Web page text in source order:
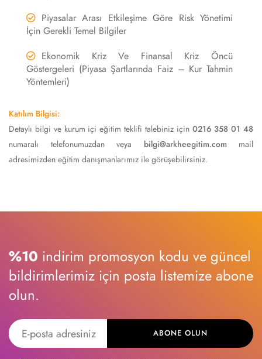
Piyasalar Arası Etkileşime Göre Risk Yönetimi
İçin Gerekli Temel Bilgiler
Ekonomik Kriz Ve Finansal Kriz Öncü
Göstergeleri (Piyasa Şartlarında Faiz – Kur Tahmin
Yöntemleri)
Katılım Bilgisi:
Detaylı bilgi ve kurum içi eğitim teklifi talebiniz için 0216 358 01 48
numaralı telefonumuzdan veya bilgi@arkheegitim.commail
adresimizden eğitim danışmanlarımız ile görüşebilirsiniz.
%10 indirim promosyon kodu ve güncel
bildirimlerimiz için posta listemize abone
olun.
ABONE OLUN